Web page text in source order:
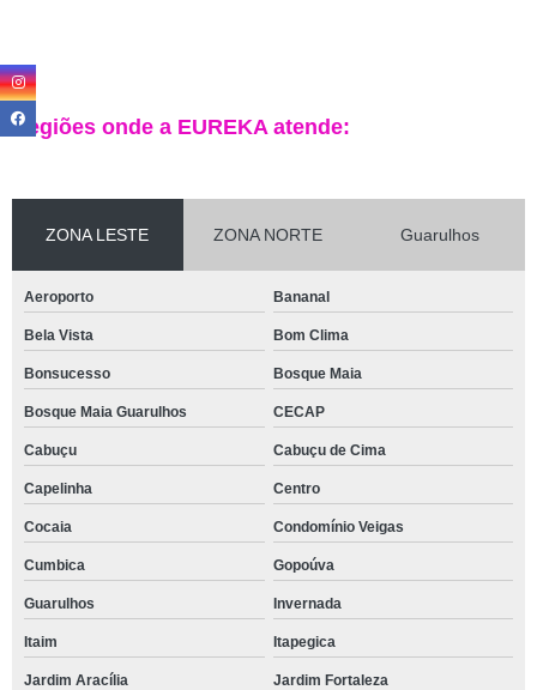
Regiões onde a EUREKA atende:
ZONA LESTE ZONA NORTE Guarulhos
Aeroporto Bananal
Bela Vista Bom Clima
Bonsucesso Bosque Maia
Bosque Maia Guarulhos CECAP
Cabuçu Cabuçu de Cima
Capelinha Centro
Cocaia Condomínio Veigas
Cumbica Gopoúva
Guarulhos Invernada
Itaim Itapegica
Jardim Aracília Jardim Fortaleza